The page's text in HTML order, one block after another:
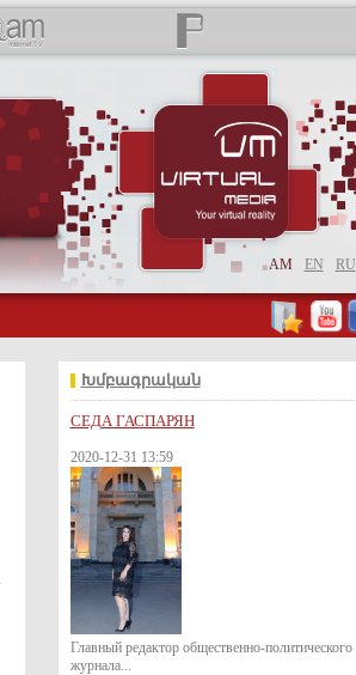
AM EN RU
Խմբագրական
СЕДА ГАСПАРЯН
2020-12-31 13:59
Главный редактор общественно-политического
журнала...